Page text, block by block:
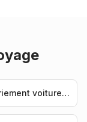
Rapatriement voiture Nantes